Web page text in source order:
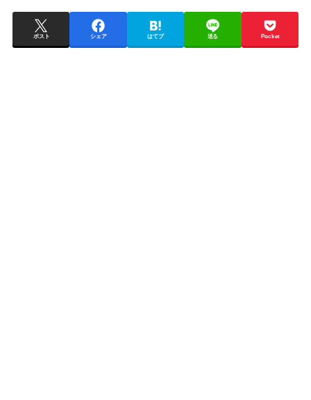
ポスト シェア はてブ 送る Pocket